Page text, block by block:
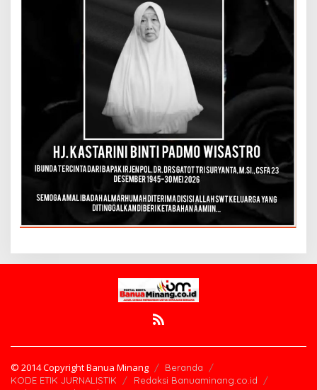
© 2014 Copyright Banua Minang
Beranda
KODE ETIK JURNALISTIK
Redaksi Banuaminang.co.id